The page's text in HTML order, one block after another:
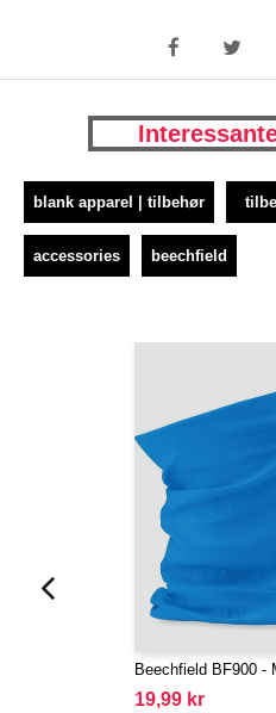
blank apparel | tilbehør
accessories beechfield
Beechfield BF900 -
19,99 kr